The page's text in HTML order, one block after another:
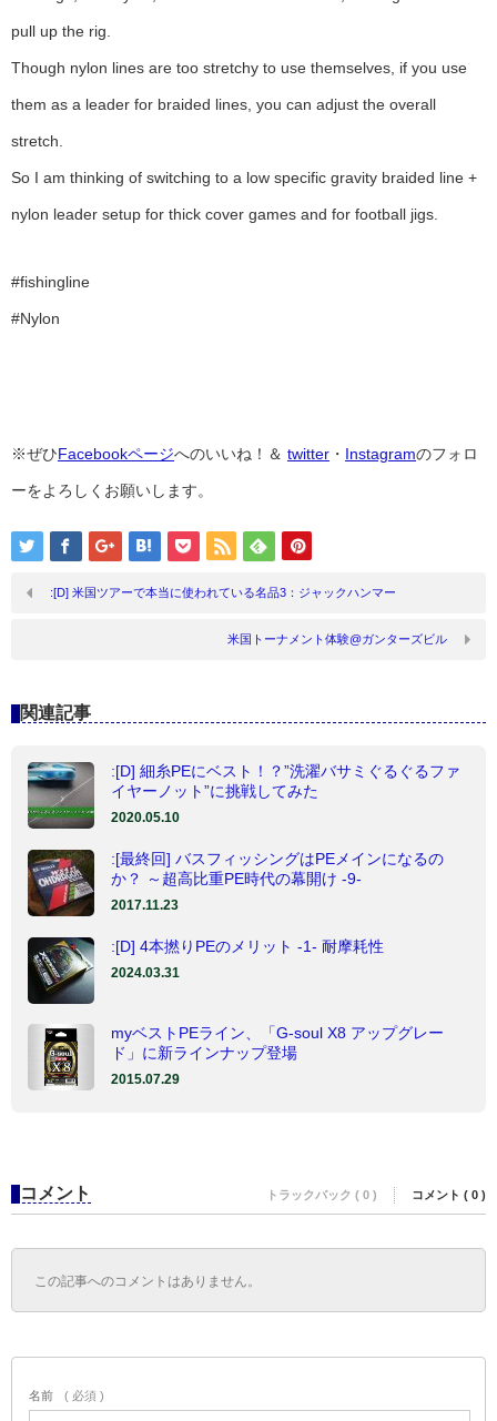
pull up the rig.
Though nylon lines are too stretchy to use themselves, if you use
them as a leader for braided lines, you can adjust the overall
stretch.
So I am thinking of switching to a low specific gravity braided line +
nylon leader setup for thick cover games and for football jigs.
#fishingline
#Nylon
※ぜひFacebookページへのいいね！＆ twitter ・ Instagramのフォロ
ーをよろしくお願いします。
:[D] 米国ツアーで本当に使われている名品3：ジャックハンマー
米国トーナメント体験@ガンターズビル
関連記事
:[D] 細糸PEにベスト！？”洗濯バサミぐるぐるファ
イヤーノット”に挑戦してみた
2020.05.10
:[最終回] バスフィッシングはPEメインになるの
か？ ～超高比重PE時代の幕開け -9-
2017.11.23
:[D] 4本撚りPEのメリット -1- 耐摩耗性
2024.03.31
myベストPEライン、「G-soul X8 アップグレー
ド」に新ラインナップ登場
2015.07.29
コメント トラックバック ( 0 ) コメント ( 0 )
この記事へのコメントはありません。
名前 ( 必須 )